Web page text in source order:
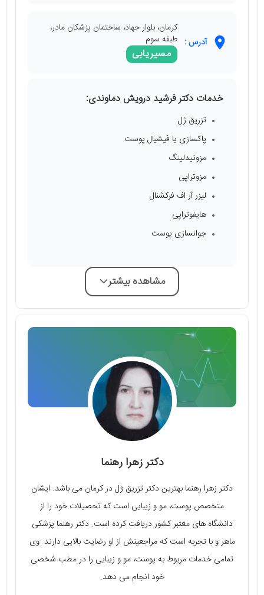
آدرس :
کرمان، بلوار جهاد، ساختمان پزشکان مادر،
طبقه سوم
مسیریابی
خدمات دکتر فرشید درویش دماوندی:
تزریق ژل
پاکسازی یا فیشیال پوست
مزونیدلینگ
مزوتراپی
لیزر آر اف فرکشنال
هایفوتراپی
جوانسازی پوست
مشاهده بیشتر
دکتر زهرا رهنما
دکتر زهرا رهنما بهترین دکتر تزریق ژل در کرمان می باشد. ایشان
متخصص پوست، مو و زیبایی است که تحصیلات خود را از
دانشگاه های معتبر کشور دریافت کرده است. دکتر رهنما پزشکی
ماهر و با تجربه است که مراجعینش از او رضایت بالایی دارند. وی
تمامی خدمات مربوط به پوست، مو و زیبایی را در مطب شخصی
خود انجام می دهد.